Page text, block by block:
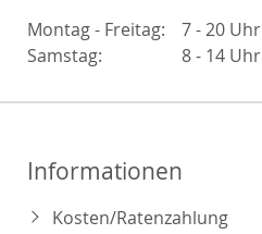
Montag - Freitag:
7 - 20 Uhr
Samstag:
8 - 14 Uhr
Informationen
Kosten/Ratenzahlung